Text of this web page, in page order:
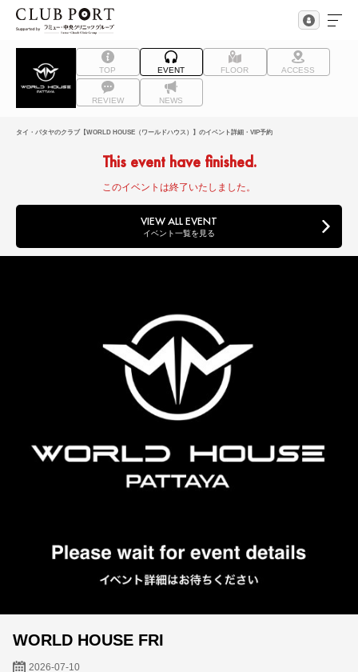
TOP EVENT FLOOR ACCESS
REVIEW NEWS
タイ・パタヤのクラブ【WORLD HOUSE（ワールドハウス）】のイベント詳細・VIP予約
This event have finished.
このイベントは終了いたしました。
VIEW ALL EVENT
イベント一覧を見る
WORLD HOUSE FRI
2026-07-10